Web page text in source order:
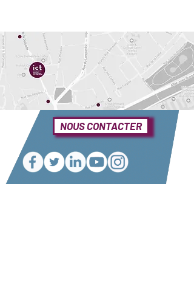
NOUS CONTACTER